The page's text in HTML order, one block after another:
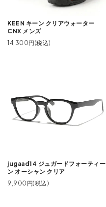
KEEN キーン クリアウォーター
CNX メンズ
14,300円(税込)
jugaad14 ジュガードフォーティー
ン オーシャン クリア
9,900円(税込)